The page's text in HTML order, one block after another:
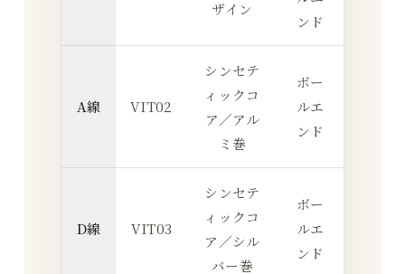
ザイン
ンド
A線 VIT02
シンセテ
ィックコ
ア／アル
ミ巻
ボー
ルエ
ンド
D線 VIT03
シンセテ
ィックコ
ア／シル
バー巻
ボー
ルエ
ンド